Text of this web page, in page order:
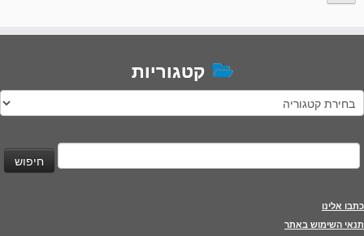
קטגוריות
קטגוריות
כתבו אלינו
תנאי השימוש באתר